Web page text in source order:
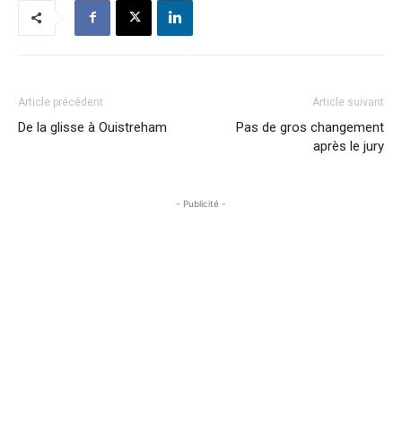
Article précédent
De la glisse à Ouistreham
Article suivant
Pas de gros changement
après le jury
- Publicité -